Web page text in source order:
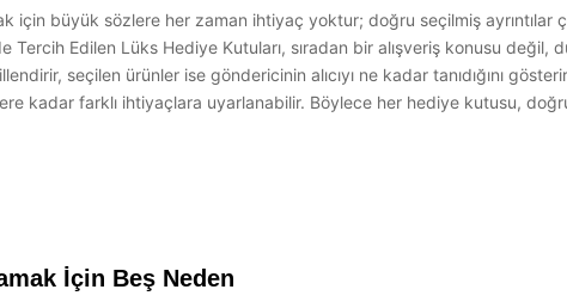
için büyük sözlere her zaman ihtiyaç yoktur; doğru seçilmiş ayrıntılar
Tercih Edilen Lüks Hediye Kutuları, sıradan bir alışveriş konusu
seçilen ürünler ise göndericinin alıcıyı ne kadar tanıdığını
kadar farklı ihtiyaçlara uyarlanabilir. Böylece her hediye kutusu,
İçin Beş Neden